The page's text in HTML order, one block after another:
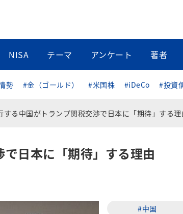
NISA テーマ アンケート 著者
勢 #金（ゴールド） #米国株 #iDeCo #投資
する中国がトランプ関税交渉で日本に「期待」する理
日本に「期待」する理由
#中国